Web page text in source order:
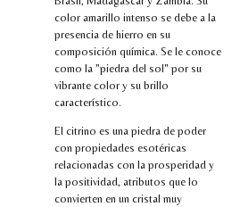
color amarillo intenso se debe a la
presencia de hierro en su
composición química. Se le conoce
como la "piedra del sol" por su
vibrante color y su brillo
característico.
El citrino es una piedra de poder
con propiedades esotéricas
relacionadas con la prosperidad y
la positividad, atributos que lo
convierten en un cristal muy